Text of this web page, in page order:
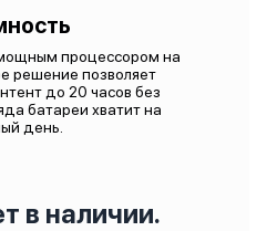
процессором на
решение позволяет
до 20 часов без
батареи хватит на
день.
в наличии.